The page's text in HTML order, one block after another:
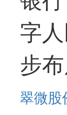
字人
步
翠微股